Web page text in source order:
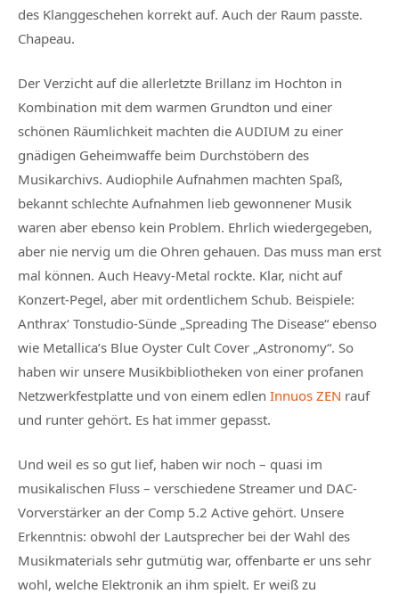
des Klanggeschehen korrekt auf. Auch der Raum passte.
Chapeau.
Der Verzicht auf die allerletzte Brillanz im Hochton in
Kombination mit dem warmen Grundton und einer
schönen Räumlichkeit machten die AUDIUM zu einer
gnädigen Geheimwaffe beim Durchstöbern des
Musikarchivs. Audiophile Aufnahmen machten Spaß,
bekannt schlechte Aufnahmen lieb gewonnener Musik
waren aber ebenso kein Problem. Ehrlich wiedergegeben,
aber nie nervig um die Ohren gehauen. Das muss man erst
mal können. Auch Heavy-Metal rockte. Klar, nicht auf
Konzert-Pegel, aber mit ordentlichem Schub. Beispiele:
Anthrax‘ Tonstudio-Sünde „Spreading The Disease“ ebenso
wie Metallica’s Blue Oyster Cult Cover „Astronomy“. So
haben wir unsere Musikbibliotheken von einer profanen
Netzwerkfestplatte und von einem edlen Innuos ZEN rauf
und runter gehört. Es hat immer gepasst.
Und weil es so gut lief, haben wir noch – quasi im
musikalischen Fluss – verschiedene Streamer und DAC-
Vorverstärker an der Comp 5.2 Active gehört. Unsere
Erkenntnis: obwohl der Lautsprecher bei der Wahl des
Musikmaterials sehr gutmütig war, offenbarte er uns sehr
wohl, welche Elektronik an ihm spielt. Er weiß zu